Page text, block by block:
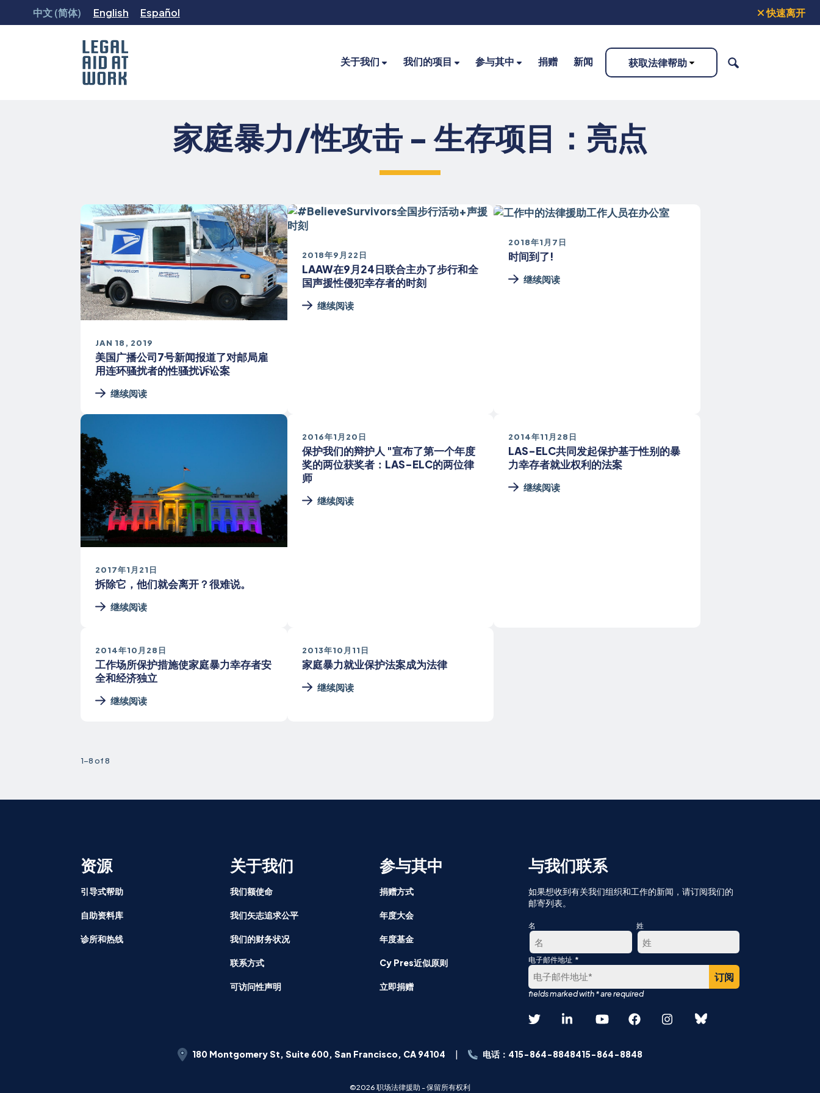
中文 (简体) English Español 快速离开
关于我们 我们的项目 参与其中 捐赠 新闻 获取法律帮助
搜
家庭暴力/性攻击 - 生存项目：亮点
JAN 18, 2019
美国广播公司7号新闻报道了对邮局雇
用连环骚扰者的性骚扰诉讼案
继续阅读
2018年9月22日
LAAW在9月24日联合主办了步行和全
国声援性侵犯幸存者的时刻
继续阅读
2018年1月7日
时间到了!
继续阅读
2017年1月21日
拆除它，他们就会离开？很难说。
继续阅读
2016年1月20日
保护我们的辩护人 "宣布了第一个年度
奖的两位获奖者：LAS-ELC的两位律
师
继续阅读
2014年11月28日
LAS-ELC共同发起保护基于性别的暴
力幸存者就业权利的法案
继续阅读
2014年10月28日
工作场所保护措施使家庭暴力幸存者安
全和经济独立
继续阅读
2013年10月11日
家庭暴力就业保护法案成为法律
继续阅读
1-8 of 8
资源
引导式帮助
自助资料库
诊所和热线
关于我们
我们额使命
我们矢志追求公平
我们的财务状况
联系方式
可访问性声明
参与其中
捐赠方式
年度大会
年度基金
Cy Pres近似原则
立即捐赠
与我们联系
如果想收到有关我们组织和工作的新闻，请订阅我们的
邮寄列表。
名
第
一
姓
最
电子邮件地址 *
180 Montgomery St, Suite 600, San Francisco, CA 94104 电话：415-864-8848415-864-8848
©2026 职场法律援助 - 保留所有权利